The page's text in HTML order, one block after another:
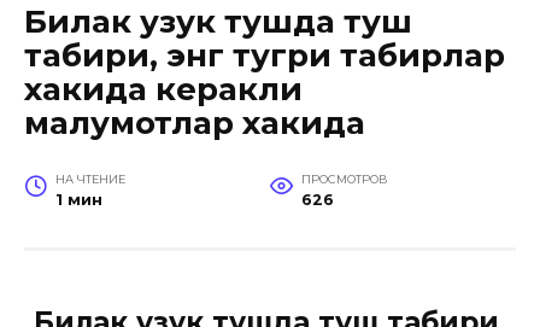
Билак узук тушда туш
табири, энг тугри табирлар
хакида керакли
малумотлар хакида
НА ЧТЕНИЕ
1 мин
ПРОСМОТРОВ
626